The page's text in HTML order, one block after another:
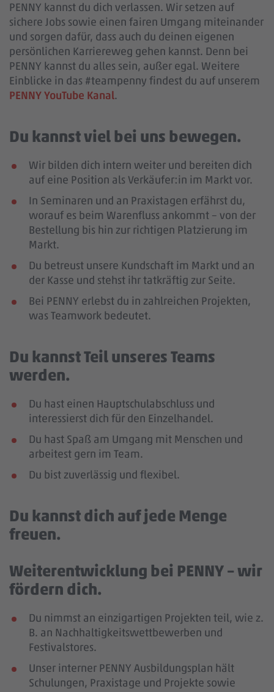
PENNY kannst du dich verlassen. Wir setzen auf
sichere Jobs sowie einen fairen Umgang miteinander
und sorgen dafür, dass auch du deinen eigenen
persönlichen Karriereweg gehen kannst. Denn bei
PENNY kannst du alles sein, außer egal. Weitere
Einblicke in das #teampenny findest du auf unserem
PENNY YouTube Kanal.
Du kannst viel bei uns bewegen.
Wir bilden dich intern weiter und bereiten dich
auf eine Position als Verkäufer:in im Markt vor.
In Seminaren und an Praxistagen erfährst du,
worauf es beim Warenfluss ankommt – von der
Bestellung bis hin zur richtigen Platzierung im
Markt.
Du betreust unsere Kundschaft im Markt und an
der Kasse und stehst ihr tatkräftig zur Seite.
Bei PENNY erlebst du in zahlreichen Projekten,
was Teamwork bedeutet.
Du kannst Teil unseres Teams
werden.
Du hast einen Hauptschulabschluss und
interessierst dich für den Einzelhandel.
Du hast Spaß am Umgang mit Menschen und
arbeitest gern im Team.
Du bist zuverlässig und flexibel.
Du kannst dich auf jede Menge
freuen.
Weiterentwicklung bei PENNY – wir
fördern dich.
Du nimmst an einzigartigen Projekten teil, wie z.
B. an Nachhaltigkeitswettbewerben und
Festivalstores.
Unser interner PENNY Ausbildungsplan hält
Schulungen, Praxistage und Projekte sowie